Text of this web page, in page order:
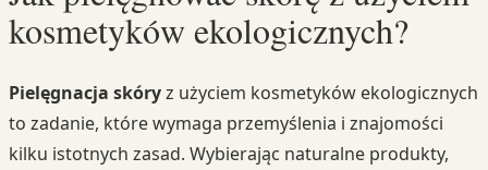
kosmetyków ekologicznych?
Pielęgnacja skóryz użyciem kosmetyków ekologicznych
to zadanie, które wymaga przemyślenia i znajomości
kilku istotnych zasad. Wybierając naturalne produkty,